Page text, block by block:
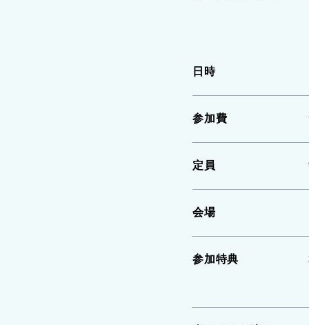
日時
参加費
定員
会場
参加特典